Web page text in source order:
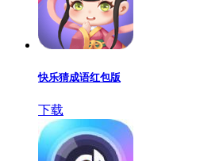
快乐猜成语红包版
下载